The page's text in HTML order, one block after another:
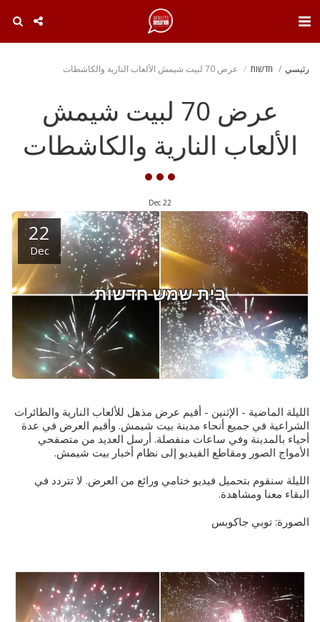
رئيسي חדשות عرض 70 لبيت شيمش الألعاب النارية والكاشطات
عرض 70 لبيت شيمش
الألعاب النارية والكاشطات
22
Dec
22
Dec
الليلة الماضية - الإثنين - أقيم عرض مذهل للألعاب النارية والطائرات
الشراعية في جميع أنحاء مدينة بيت شيمش. وأقيم العرض في عدة
أحياء بالمدينة وفي ساعات منفصلة. أرسل العديد من متصفحي
الأمواج الصور ومقاطع الفيديو إلى نظام أخبار بيت شيمش.
الليلة سنقوم بتحميل فيديو ختامي ورائع من العرض. لا تتردد في
البقاء معنا ومشاهدة.
الصورة: توبي جاكوبس